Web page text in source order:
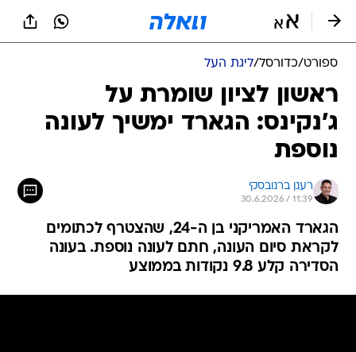
ספורט/כדורסל/ליגת העל
ראשון לציון שומרת על
ג'נקינס: הגארד ימשיך לעונה
נוספת
רענן ברנובסקי
30.6.2026 / 11:39
הגארד האמריקני בן ה-24, שהצטרף לכתומים
לקראת סיום העונה, חתם לעונה נוספת. בעונה
הסדירה קלע 9.8 נקודות בממוצע